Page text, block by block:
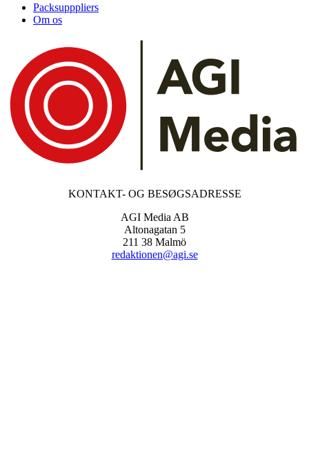
Packsupppliers
Om os
KONTAKT- OG BESØGSADRESSE
AGI Media AB
Altonagatan 5
211 38 Malmö
redaktionen@agi.se